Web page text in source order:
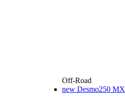
Off-Road
new Desmo250 MX